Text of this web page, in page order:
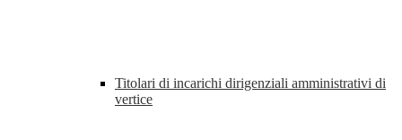
Titolari di incarichi dirigenziali amministrativi di
vertice